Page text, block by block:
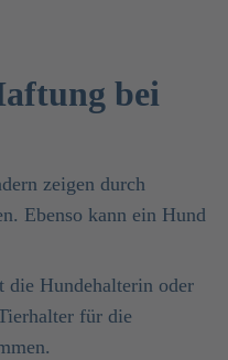
bei
zeigen durch
Ebenso kann ein Hund
die Hundehalterin oder
für die